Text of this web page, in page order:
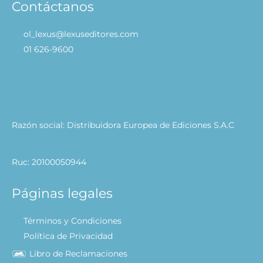
Contáctanos
ol_lexus@lexuseditores.com
01 626-9600
Razón social: Distribuidora Europea de Ediciones S.A.C
Ruc: 20100050944
Páginas legales
Términos y Condiciones
Política de Privacidad
Libro de Reclamaciones